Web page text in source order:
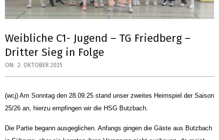
Weibliche C1- Jugend – TG Friedberg –
Dritter Sieg in Folge
ON: 2. OKTOBER 2025
(wcj) Am Sonntag den 28.09.25 stand unser zweites Heimspiel der Saison
25/26 an, hierzu empfingen wir die HSG Butzbach.
Die Partie begann ausgeglichen. Anfangs gingen die Gäste aus Butzbach